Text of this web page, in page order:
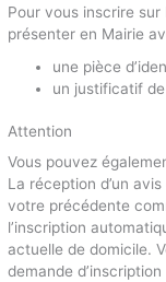
Pour vous inscrire
présenter en Mairie
une pièce
un justificatif
Attention
Vous pouvez
La réception d’un
votre précédente
l’inscription
actuelle de domicile.
demande